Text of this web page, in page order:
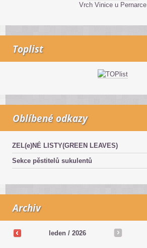
Vrch Vinice u Pernarce
Toplist
Oblíbené odkazy
ZEL(e)NÉ LISTY(GREEN LEAVES)
Sekce pěstitelů sukulentů
Archiv
leden / 2026